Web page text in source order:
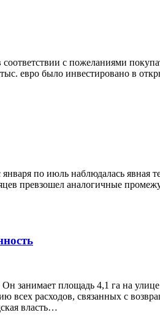
с пожеланиями
евро было инвестировано в
по июль наблюдалась явная
превзошел аналогичные
занимает площадь 4,1 га на
расходов, связанных с
власть…